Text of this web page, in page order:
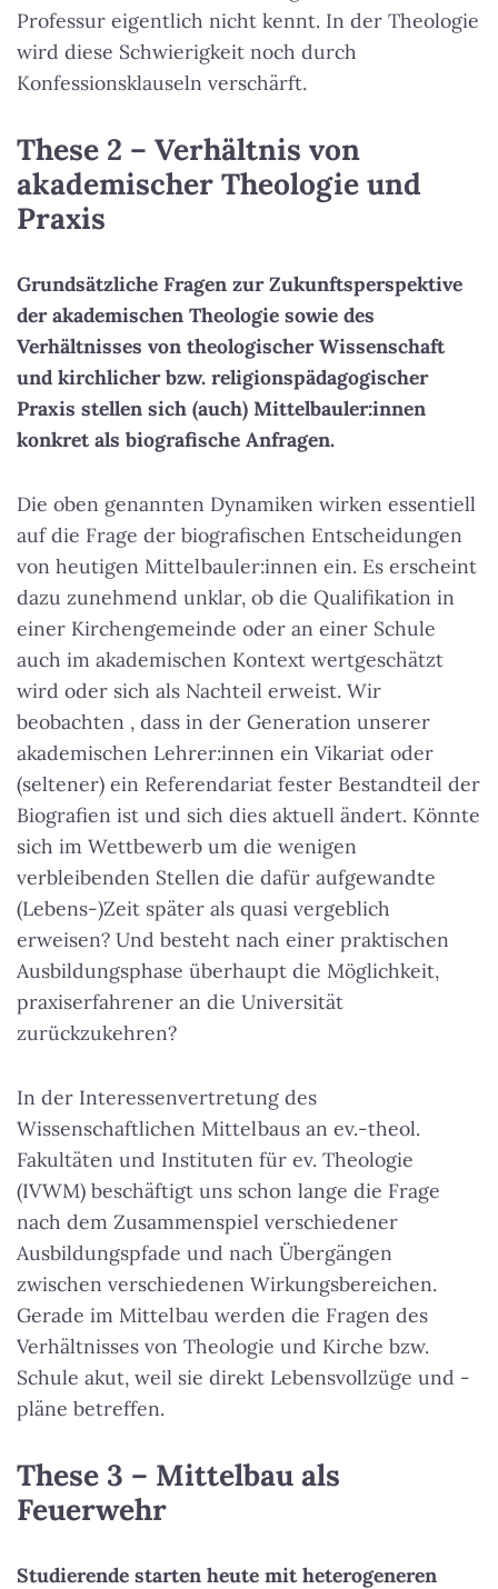
Professur eigentlich nicht kennt. In der Theologie
wird diese Schwierigkeit noch durch
Konfessionsklauseln verschärft.
These 2 – Verhältnis von
akademischer Theologie und
Praxis
Grundsätzliche Fragen zur Zukunftsperspektive
der akademischen Theologie sowie des
Verhältnisses von theologischer Wissenschaft
und kirchlicher bzw. religionspädagogischer
Praxis stellen sich (auch) Mittelbauler:innen
konkret als biografische Anfragen.
Die oben genannten Dynamiken wirken essentiell
auf die Frage der biografischen Entscheidungen
von heutigen Mittelbauler:innen ein. Es erscheint
dazu zunehmend unklar, ob die Qualifikation in
einer Kirchengemeinde oder an einer Schule
auch im akademischen Kontext wertgeschätzt
wird oder sich als Nachteil erweist. Wir
beobachten , dass in der Generation unserer
akademischen Lehrer:innen ein Vikariat oder
(seltener) ein Referendariat fester Bestandteil der
Biografien ist und sich dies aktuell ändert. Könnte
sich im Wettbewerb um die wenigen
verbleibenden Stellen die dafür aufgewandte
(Lebens-)Zeit später als quasi vergeblich
erweisen? Und besteht nach einer praktischen
Ausbildungsphase überhaupt die Möglichkeit,
praxiserfahrener an die Universität
zurückzukehren?
In der Interessenvertretung des
Wissenschaftlichen Mittelbaus an ev.-theol.
Fakultäten und Instituten für ev. Theologie
(IVWM) beschäftigt uns schon lange die Frage
nach dem Zusammenspiel verschiedener
Ausbildungspfade und nach Übergängen
zwischen verschiedenen Wirkungsbereichen.
Gerade im Mittelbau werden die Fragen des
Verhältnisses von Theologie und Kirche bzw.
Schule akut, weil sie direkt Lebensvollzüge und -
pläne betreffen.
These 3 – Mittelbau als
Feuerwehr
Studierende starten heute mit heterogeneren